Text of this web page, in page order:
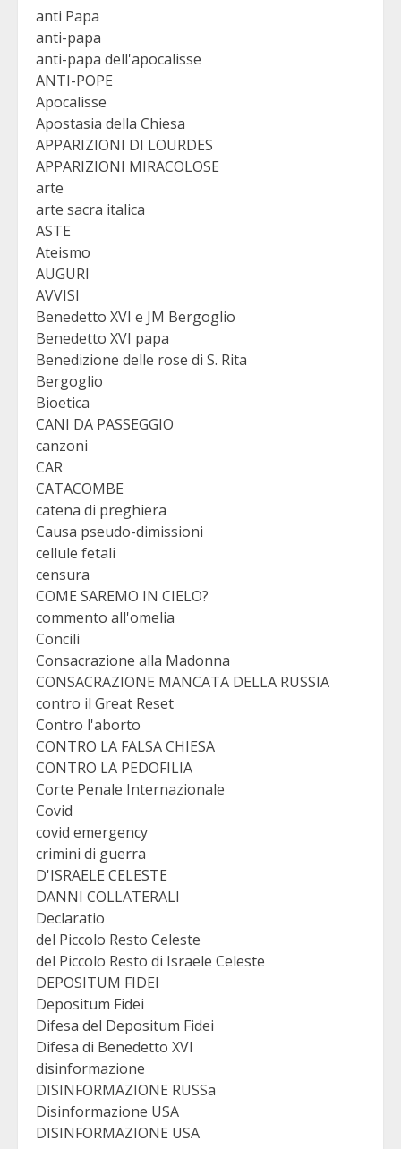
anti Papa
anti-papa
anti-papa dell'apocalisse
ANTI-POPE
Apocalisse
Apostasia della Chiesa
APPARIZIONI DI LOURDES
APPARIZIONI MIRACOLOSE
arte
arte sacra italica
ASTE
Ateismo
AUGURI
AVVISI
Benedetto XVI e JM Bergoglio
Benedetto XVI papa
Benedizione delle rose di S. Rita
Bergoglio
Bioetica
CANI DA PASSEGGIO
canzoni
CAR
CATACOMBE
catena di preghiera
Causa pseudo-dimissioni
cellule fetali
censura
COME SAREMO IN CIELO?
commento all'omelia
Concili
Consacrazione alla Madonna
CONSACRAZIONE MANCATA DELLA RUSSIA
contro il Great Reset
Contro l'aborto
CONTRO LA FALSA CHIESA
CONTRO LA PEDOFILIA
Corte Penale Internazionale
Covid
covid emergency
crimini di guerra
D'ISRAELE CELESTE
DANNI COLLATERALI
Declaratio
del Piccolo Resto Celeste
del Piccolo Resto di Israele Celeste
DEPOSITUM FIDEI
Depositum Fidei
Difesa del Depositum Fidei
Difesa di Benedetto XVI
disinformazione
DISINFORMAZIONE RUSSa
Disinformazione USA
DISINFORMAZIONE USA